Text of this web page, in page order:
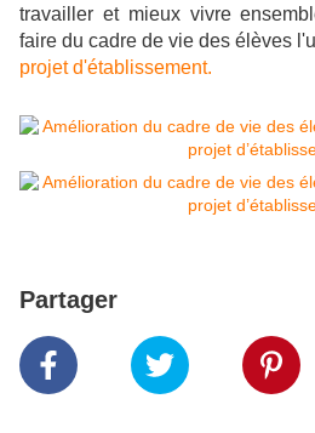
travailler et mieux vivre
faire du cadre de vie des élèves
projet d'établissement.
Partager